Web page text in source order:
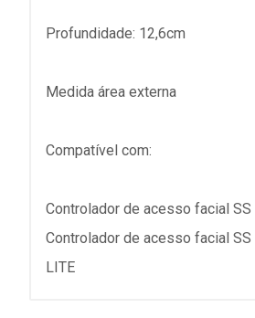
Profundidade: 12,6cm
Medida área externa
Compatível com:
Controlador de acesso facial SS
Controlador de acesso facial SS
LITE